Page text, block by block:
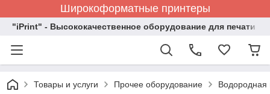
Широкоформатные принтеры
"iPrint" - Высококачественное оборудование для печати
Товары и услуги Прочее оборудование Водородная